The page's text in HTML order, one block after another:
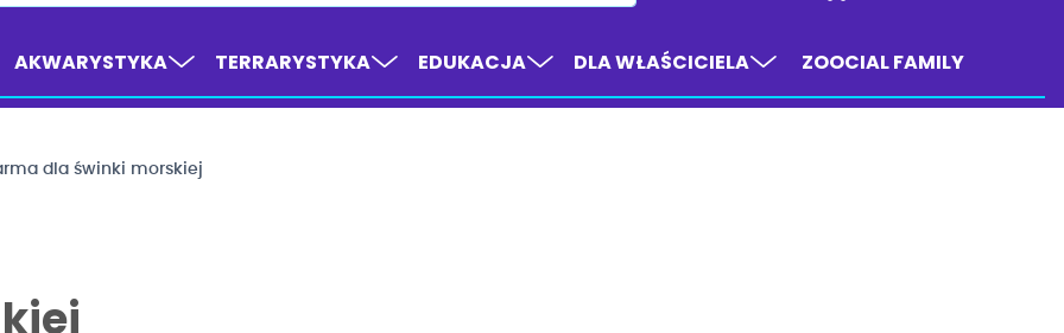
AKWARYSTYKA TERRARYSTYKA EDUKACJA DLA WŁAŚCICIELA ZOOCIAL FAMILY
dla świnki morskiej